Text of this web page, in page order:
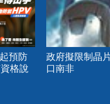
預防
格說
政府擬限制晶
口南非